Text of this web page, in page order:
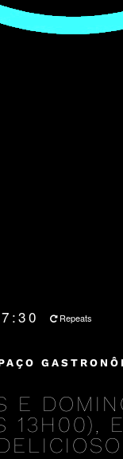
Repeats
E
13H00),